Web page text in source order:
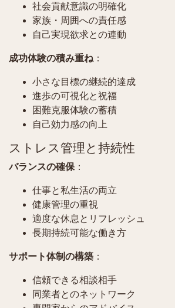
社会貢献意識の明確化
家族・周囲への責任感
自己実現欲求との連動
成功体験の積み重ね ：
小さな目標の継続的達成
進歩の可視化と祝福
困難克服体験の蓄積
自己効力感の向上
ストレス管理と持続性
バランスの確保 ：
仕事と私生活の両立
健康管理の重視
適度な休息とリフレッシュ
長期持続可能な働き方
サポート体制の構築 ：
信頼できる相談相手
同業者とのネットワーク